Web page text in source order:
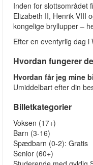
Inden for slottsområdet
Elizabeth II, Henrik VIII
kongelige bryllupper –
Efter en eventyrlig dag
Hvordan fungerer
Hvordan får jeg mine
Umiddelbart efter din
Billetkategorier
Voksen (17+)
Barn (3-16)
Spædbarn (0-2): Gratis
Senior (60+)